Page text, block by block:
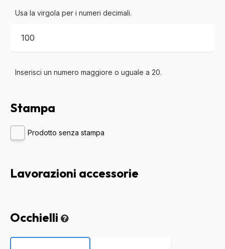
Usa la virgola per i numeri decimali.
Inserisci un numero maggiore o uguale a 20.
Stampa
Prodotto senza stampa
Lavorazioni accessorie
Occhielli